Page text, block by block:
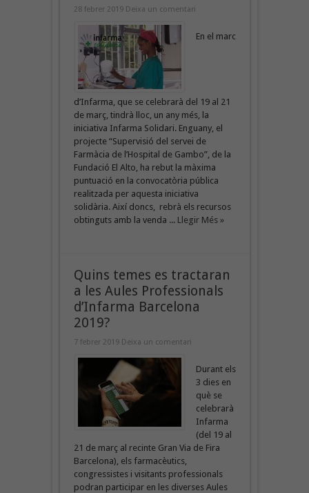
28 febrer 2019 Deixa un comentari
En el marc
d’Infarma, que se celebrarà del 19 al 21
de març, tindrà lloc, un any més, la
iniciativa Infarma Solidari. Enguany, el
projecte “Supervisió del servei de
Farmàcia de l’Hospital de Gambo”, de la
Fundació El Alto, ha rebut la màxima
puntuació en la convocatòria pública
realitzada per aquesta iniciativa
solidària. Així doncs, rebrà els recursos
obtinguts amb la venda ... Llegir Més »
Quins temes es tractaran
a les Aules Professionals
d’Infarma Barcelona
2019?
7 febrer 2019 Deixa un comentari
Durant els
3 dies en
què se
celebrarà
Infarma
(del 19 al
21 de març al recinte Gran Via de Fira
Barcelona), els farmacèutics,
congressistes i visitants professionals
podran participar en les diverses Aules